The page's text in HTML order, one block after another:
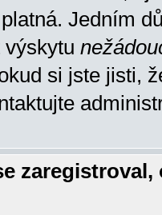
Jedním
výskytu
si jste jisti,